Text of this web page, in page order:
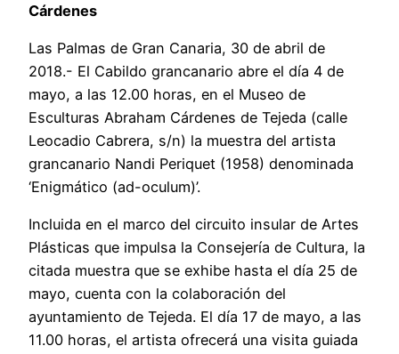
Cárdenes
Las Palmas de Gran Canaria, 30 de abril de
2018.- El Cabildo grancanario abre el día 4 de
mayo, a las 12.00 horas, en el Museo de
Esculturas Abraham Cárdenes de Tejeda (calle
Leocadio Cabrera, s/n) la muestra del artista
grancanario Nandi Periquet (1958) denominada
‘Enigmático (ad-oculum)’.
Incluida en el marco del circuito insular de Artes
Plásticas que impulsa la Consejería de Cultura, la
citada muestra que se exhibe hasta el día 25 de
mayo, cuenta con la colaboración del
ayuntamiento de Tejeda. El día 17 de mayo, a las
11.00 horas, el artista ofrecerá una visita guiada